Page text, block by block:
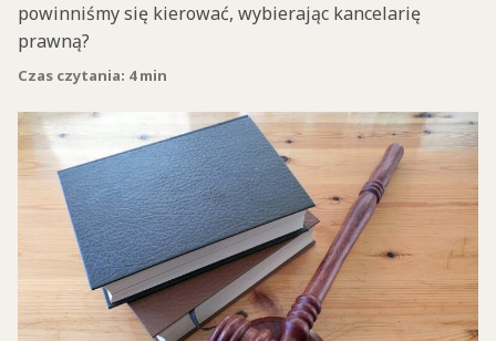
powinniśmy się kierować, wybierając kancelarię
prawną?
Czas czytania: 4 min